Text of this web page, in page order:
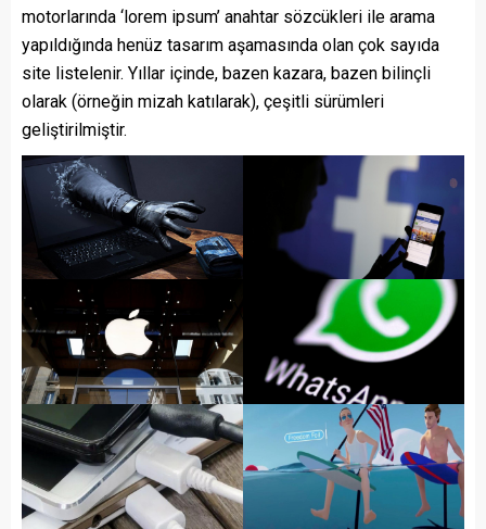
motorlarında ‘lorem ipsum’ anahtar sözcükleri ile arama
yapıldığında henüz tasarım aşamasında olan çok sayıda
site listelenir. Yıllar içinde, bazen kazara, bazen bilinçli
olarak (örneğin mizah katılarak), çeşitli sürümleri
geliştirilmiştir.